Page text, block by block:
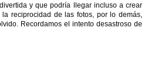
y que podría llegar incluso a crear
reciprocidad de las fotos, por lo demás,
Recordamos el intento desastroso de